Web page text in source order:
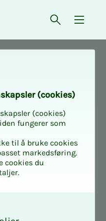
Åpne søk
{
(cookies)
(cookies)
fungerer som
til å bruke cookies
markedsføring.
cookies du